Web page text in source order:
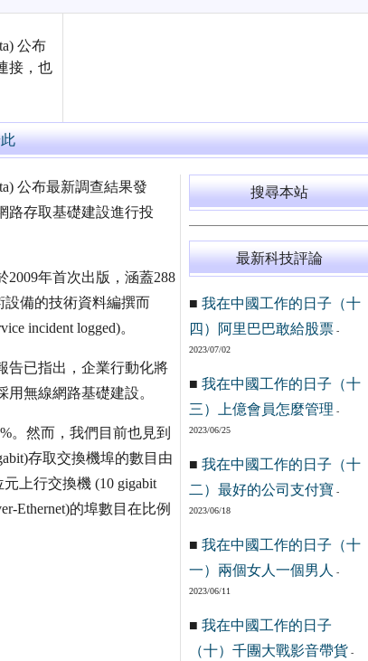
公布
接，也
公布最新調查結果發
路存取基礎建設進行投
年首次出版，涵蓋288
設備的技術資料編撰而
incident logged)。
已指出，企業行動化將
無線網路基礎建設。
然而，我們目前也見到
存取交換機埠的數目由
上行交換機 (10 gigabit
Ethernet)的埠數目在比例
搜尋本站
最新科技評論
■ 我在中國工作的日子（十
四）阿里巴巴敢給股票-
2023/07/02
■ 我在中國工作的日子（十
三）上億會員怎麼管理 -
2023/06/25
■ 我在中國工作的日子（十
二）最好的公司支付寶 -
2023/06/18
■ 我在中國工作的日子（十
一）兩個女人一個男人
-
2023/06/11
■ 我在中國工作的日子
（十）千團大戰影音帶貨 -